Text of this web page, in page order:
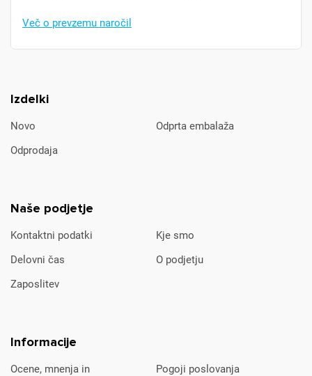
Izdelki
Novo
Odprta embalaža
Odprodaja
Naše podjetje
Kontaktni podatki
Kje smo
Delovni čas
O podjetju
Zaposlitev
Informacije
Ocene, mnenja in
Pogoji poslovanja
Več o prevzemu naročil